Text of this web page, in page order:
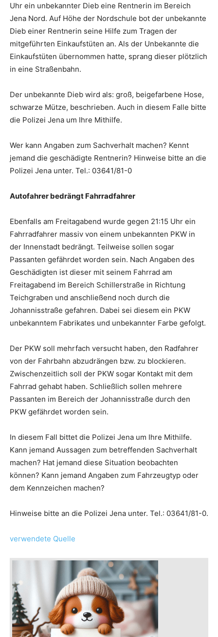
Uhr ein unbekannter Dieb eine Rentnerin im Bereich
Jena Nord. Auf Höhe der Nordschule bot der unbekannte
Dieb einer Rentnerin seine Hilfe zum Tragen der
mitgeführten Einkaufstüten an. Als der Unbekannte die
Einkaufstüten übernommen hatte, sprang dieser plötzlich
in eine Straßenbahn.
Der unbekannte Dieb wird als: groß, beigefarbene Hose,
schwarze Mütze, beschrieben. Auch in diesem Falle bitte
die Polizei Jena um Ihre Mithilfe.
Wer kann Angaben zum Sachverhalt machen? Kennt
jemand die geschädigte Rentnerin? Hinweise bitte an die
Polizei Jena unter. Tel.: 03641/81-0
Autofahrer bedrängt Fahrradfahrer
Ebenfalls am Freitagabend wurde gegen 21:15 Uhr ein
Fahrradfahrer massiv von einem unbekannten PKW in
der Innenstadt bedrängt. Teilweise sollen sogar
Passanten gefährdet worden sein. Nach Angaben des
Geschädigten ist dieser mit seinem Fahrrad am
Freitagabend im Bereich Schillerstraße in Richtung
Teichgraben und anschließend noch durch die
Johannisstraße gefahren. Dabei sei diesem ein PKW
unbekanntem Fabrikates und unbekannter Farbe gefolgt.
Der PKW soll mehrfach versucht haben, den Radfahrer
von der Fahrbahn abzudrängen bzw. zu blockieren.
Zwischenzeitlich soll der PKW sogar Kontakt mit dem
Fahrrad gehabt haben. Schließlich sollen mehrere
Passanten im Bereich der Johannisstraße durch den
PKW gefährdet worden sein.
In diesem Fall bittet die Polizei Jena um Ihre Mithilfe.
Kann jemand Aussagen zum betreffenden Sachverhalt
machen? Hat jemand diese Situation beobachten
können? Kann jemand Angaben zum Fahrzeugtyp oder
dem Kennzeichen machen?
Hinweise bitte an die Polizei Jena unter. Tel.: 03641/81-0.
verwendete Quelle